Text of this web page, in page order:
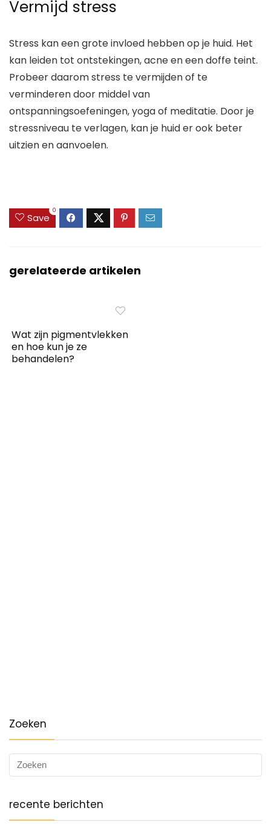
Vermijd stress
Stress kan een grote invloed hebben op je huid. Het
kan leiden tot ontstekingen, acne en een doffe teint.
Probeer daarom stress te vermijden of te
verminderen door middel van
ontspanningsoefeningen, yoga of meditatie. Door je
stressniveau te verlagen, kan je huid er ook beter
uitzien en aanvoelen.
Save
0
gerelateerde artikelen
Wat zijn pigmentvlekken
en hoe kun je ze
behandelen?
Zoeken
recente berichten